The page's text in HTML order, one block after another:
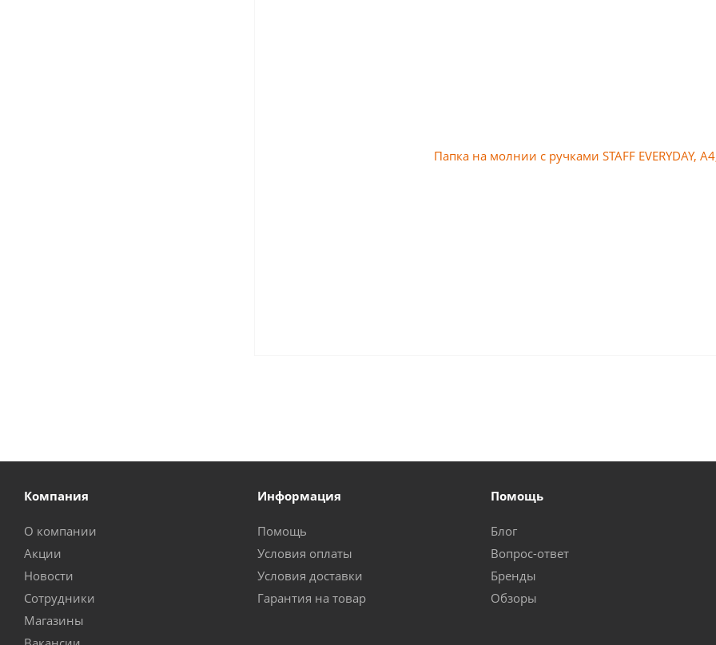
Компания
О компании
Акции
Новости
Сотрудники
Магазины
Информация
Помощь
Условия оплаты
Условия доставки
Гарантия на товар
Помощь
Блог
Вопрос-ответ
Бренды
Обзоры